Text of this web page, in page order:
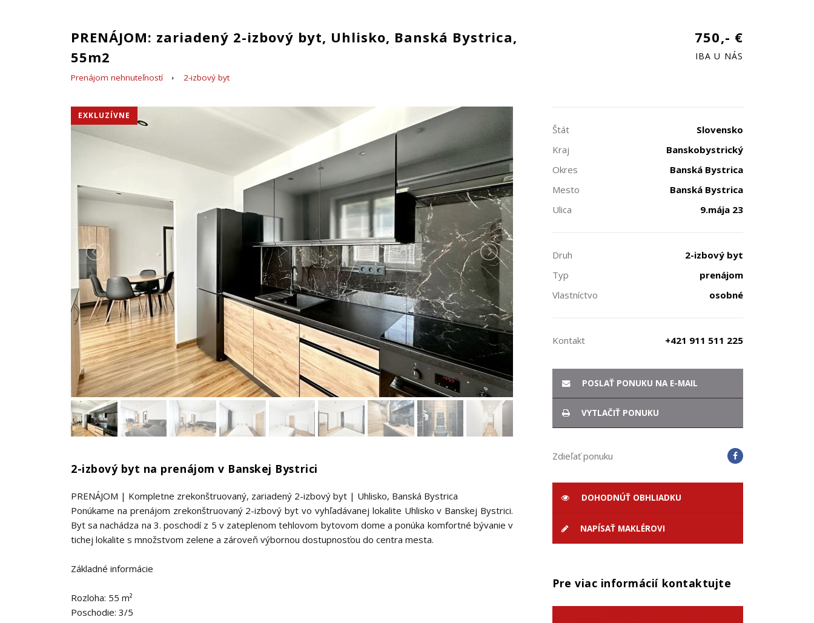
PRENÁJOM: zariadený 2-izbový byt, Uhlisko, Banská Bystrica,
55m2
750,- €
IBA U NÁS
Prenájom nehnuteľností 2-izbový byt
EXKLUZÍVNE
2-izbový byt na prenájom v Banskej Bystrici
PRENÁJOM | Kompletne zrekonštruovaný, zariadený 2-izbový byt | Uhlisko, Banská Bystrica
Ponúkame na prenájom zrekonštruovaný 2-izbový byt vo vyhľadávanej lokalite Uhlisko v Banskej Bystrici.
Byt sa nachádza na 3. poschodí z 5 v zateplenom tehlovom bytovom dome a ponúka komfortné bývanie v
tichej lokalite s množstvom zelene a zároveň výbornou dostupnosťou do centra mesta.
Základné informácie
Rozloha: 55 m²
Poschodie: 3/5
Štát
Slovensko
Kraj
Banskobystrický
Okres
Banská Bystrica
Mesto
Banská Bystrica
Ulica
9.mája 23
Druh
2-izbový byt
Typ
prenájom
Vlastníctvo
osobné
Kontakt +421 911 511 225
POSLAŤ PONUKU NA E-MAIL
VYTLAČIŤ PONUKU
Zdieľať ponuku
DOHODNÚŤ OBHLIADKU
NAPÍSAŤ MAKLÉROVI
Pre viac informácií kontaktujte